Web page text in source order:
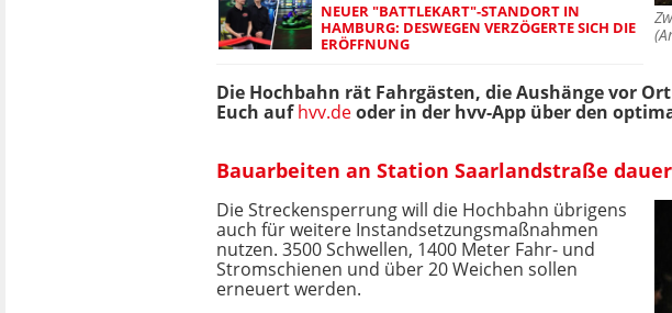
NEUER "BATTLEKART"-STANDORT IN
HAMBURG: DESWEGEN VERZÖGERTE SICH DIE
ERÖFFNUNG
Die Hochbahn rät Fahrgästen, die Aushänge vor
Euch auf hvv.deoder in der hvv-App über den
Bauarbeiten an Station Saarlandstraße
Die Streckensperrung will die Hochbahn übrigens
auch für weitere Instandsetzungsmaßnahmen
nutzen. 3500 Schwellen, 1400 Meter Fahr- und
Stromschienen und über 20 Weichen sollen
erneuert werden.